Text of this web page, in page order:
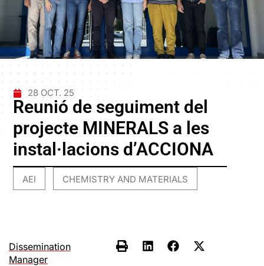
28 OCT. 25
Reunió de seguiment del
projecte MINERALS a les
instal·lacions d’ACCIONA
AEI CHEMISTRY AND MATERIALS
Dissemination
Manager